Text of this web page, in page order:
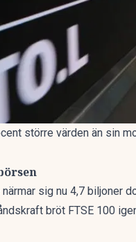
större värden än sin
sig nu 4,7 biljoner
bröt FTSE 100